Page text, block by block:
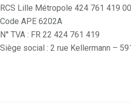
RCS Lille Métropole 424 761 419
Code APE 6202A
N° TVA : FR 22 424 761 419
Siège social : 2 rue Kellermann –